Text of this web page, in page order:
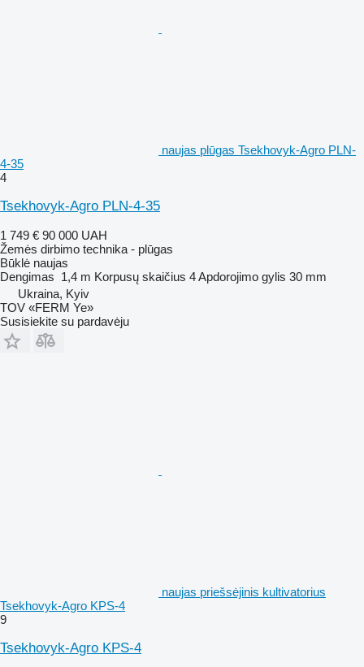
naujas plūgas Tsekhovyk-Agro PLN-
4-35
4
Tsekhovyk-Agro PLN-4-35
1 749 € 90 000 UAH
Žemės dirbimo technika - plūgas
Būklė naujas
Dengimas 1,4 m Korpusų skaičius 4Apdorojimo gylis 30 mm
Ukraina, Kyiv
TOV «FERM Ye»
Susisiekite su pardavėju
naujas priešsėjinis kultivatorius
Tsekhovyk-Agro KPS-4
9
Tsekhovyk-Agro KPS-4